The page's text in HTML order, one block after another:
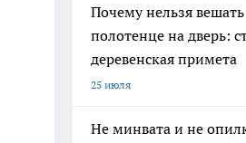
Почему нельзя вешать
полотенце на дверь:
деревенская примета
25 июля
Не минвата и не